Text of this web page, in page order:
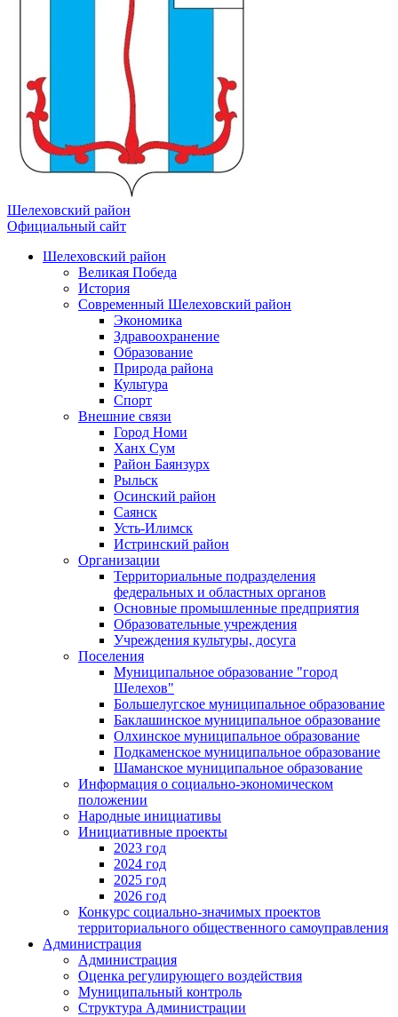
Шелеховский район
Официальный сайт
Шелеховский район
Великая Победа
История
Современный Шелеховский район
Экономика
Здравоохранение
Образование
Природа района
Культура
Спорт
Внешние связи
Город Номи
Ханх Сум
Район Баянзурх
Рыльск
Осинский район
Саянск
Усть-Илимск
Истринский район
Организации
Территориальные подразделения
федеральных и областных органов
Основные промышленные предприятия
Образовательные учреждения
Учреждения культуры, досуга
Поселения
Муниципальное образование "город
Шелехов"
Большелугское муниципальное образование
Баклашинское муниципальное образование
Олхинское муниципальное образование
Подкаменское муниципальное образование
Шаманское муниципальное образование
Информация о социально-экономическом
положении
Народные инициативы
Инициативные проекты
2023 год
2024 год
2025 год
2026 год
Конкурс социально-значимых проектов
территориального общественного самоуправления
Администрация
Администрация
Оценка регулирующего воздействия
Муниципальный контроль
Структура Администрации